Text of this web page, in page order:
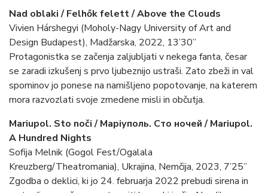
Nad oblaki / Felhők felett / Above the Clouds
Vivien Hárshegyi (Moholy-Nagy University of Art and
Design Budapest), Madžarska, 2022, 13’30”
Protagonistka se začenja zaljubljati v nekega fanta, česar
se zaradi izkušenj s prvo ljubeznijo ustraši. Zato zbeži in val
spominov jo ponese na namišljeno popotovanje, na katerem
mora razvozlati svoje zmedene misli in občutja.
Mariupol. Sto noči / Маріуполь. Сто ночей / Mariupol.
A Hundred Nights
Sofija Melnik (Gogol Fest/Ogalala
Kreuzberg/Theatromania), Ukrajina, Nemčija, 2023, 7’25”
Zgodba o deklici, ki jo 24. februarja 2022 prebudi sirena in